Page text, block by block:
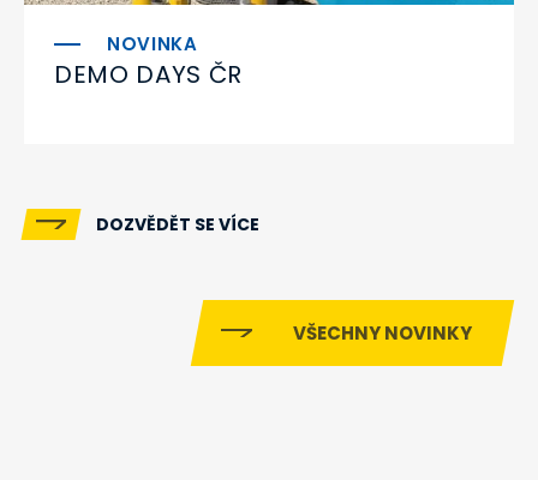
DEMO DAYS ČR
DOZVĚDĚT SE VÍCE
VŠECHNY NOVINKY